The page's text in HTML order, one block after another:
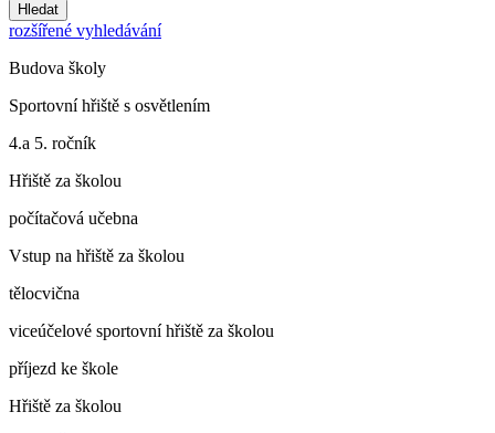
Hledat
rozšířené vyhledávání
Budova školy
Sportovní hřiště s osvětlením
4.a 5. ročník
Hřiště za školou
počítačová učebna
Vstup na hřiště za školou
tělocvična
viceúčelové sportovní hřiště za školou
příjezd ke škole
Hřiště za školou